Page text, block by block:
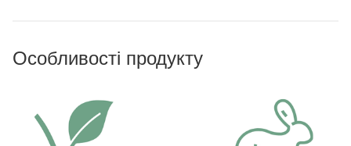
Особливості продукту